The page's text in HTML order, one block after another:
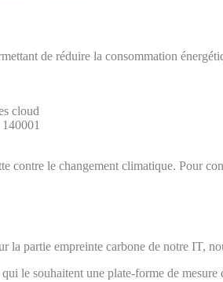
de réduire la consommation
cloud
contre le changement climatique. Pour
la partie empreinte carbone de notre IT,
le souhaitent une plate-forme de mesure